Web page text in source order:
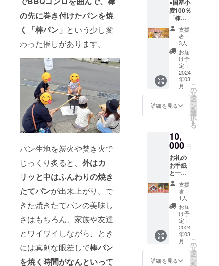
の先に巻き付けたパンを焼
く
「棒パン」 という少し変
わった催しがあります。
パン生地を炭火や焚き火で
じっくり炙ると、 外はカ
リッと中はふんわりの焼き
たてパンが出来上がり。で
きた焼きたてパンの美味し
さはもちろん、家族や友達
とワイワイしながら、とき
には真剣な眼差しで棒パン
を焼く時間がなんといって
30分 JR
奥羽本
線/弘前
駅から
車で30
分 ※現
地（青
森県西
目屋
村）ま
での移
動にか
かる交
通費等
は支援
のご負
担とな
りま
す。 ※
グルー
プで大
人２名
以上の
場合
は、大
人の方
それぞ
れ個別
に支援
のお申
し込み
をお願
て冷凍
庫で保
管くだ
さい。
※沖縄地
方およ
び離島
へはお
届けで
きませ
ん。 ※
パン生
のキャ
パに限
るた
め、リ
ターン
品のご
希望が
多かっ
た場合
には発
送が遅
れる可
能性も
ありま
認くだ
さい。
※クール
便での
お届け
になり
ます。
到着し
ました
ら、箱
からパ
ン生地
て冷凍
庫で保
※沖縄地
方およ
び離島
へはお
届けで
きませ
ん。 ※
パン生
地製造
のキャ
パに限
りがあ
るた
め、リ
ターン
希望が
存 賞
味期
限：約3
か月 ※
原材料
及び添
加物等
の食品
表示は
お届け
商品の
ラベル
されま
す。 商
必ずお
届けの
リター
ンに貼
付され
たラベ
ルや注
意書き
をご確
認くだ
さい。
※クール
便での
お届け
になり
到着し
明書』
付き パ
ン生
地：
80g×6
個 国
産小麦
（おも
に岩
手、青
森産）
使用 冷
凍保
存 賞
限：約3
原材料
及び添
加物等
の食品
表示は
お届け
商品の
ラベル
に表記
されま
す。 商
品開封
前には
必ずお
届けの
ンに貼
プショ
ンから
選択し
てくだ
さい）
●「白神
林檎木
炭」約
4kg
×1箱 ●
竹棒３
（60cm
の長さ
セット
でお届
けしま
す。
（木炭
と竹棒
はパン
生地と
は別
送）
『初め
ての人
でも安
心＜棒
パンの
楽しみ
方＞説
●国産小
麦100％
「棒パ
ン」用
パン生
地（プ
レー
ン）6個
入り×３
セッ
ト ま
たは
３種詰
合せ
（プ
レー
コア、
抹茶各
２）×３
セッ
ト を
お届け
しま
す。
（内容
物はオ
プショ
ンから
選択し
てくだ
さい）
『初め
ての人
支援
者：
3人
お届
け予
定：
2024
年03
月
詳細を見る
こ
の
リ
タ
ー
ン
を
選
択
す
る
10,
000 円
お礼の
お手紙
と一緒
にメヤ
マキの
オリジ
ナルス
テッ
カー
と、
「白神
焙煎珈
琲」炭
焼コー
支援
者：
1人
お届
け予
定：
2024
年03
月
詳細を見る
こ
の
リ
タ
ー
ン